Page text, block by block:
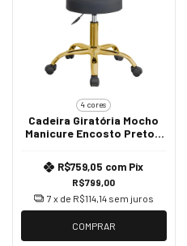
4 cores
Cadeira Giratória Mocho
Manicure Encosto Preto -
R$799,00
R$759,05 com Pix
7 x de R$114,14 sem juros
COMPRAR